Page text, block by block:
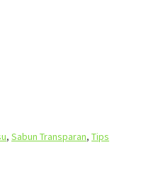
, Sabun Transparan, Tips